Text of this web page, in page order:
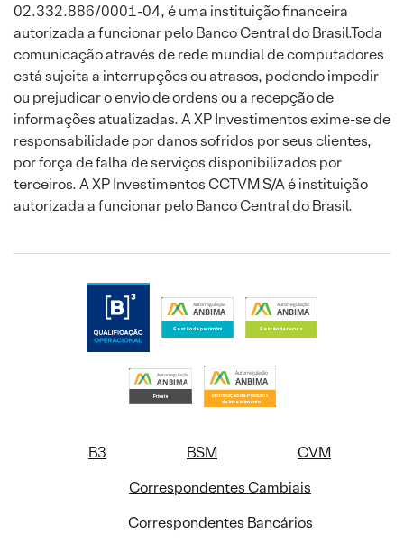
02.332.886/0001-04, é uma instituição financeira
autorizada a funcionar pelo Banco Central do Brasil.Toda
comunicação através de rede mundial de computadores
está sujeita a interrupções ou atrasos, podendo impedir
ou prejudicar o envio de ordens ou a recepção de
informações atualizadas. A XP Investimentos exime-se de
responsabilidade por danos sofridos por seus clientes,
por força de falha de serviços disponibilizados por
terceiros. A XP Investimentos CCTVM S/A é instituição
autorizada a funcionar pelo Banco Central do Brasil.
B3 BSM
CVM
Correspondentes Cambiais
Correspondentes Bancários